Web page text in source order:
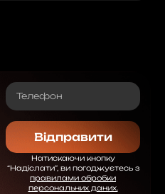
Відправити
Натискаючи кнопку
“Надіслати”, ви погоджуєтесь з
правилами обробки
персональних даних.